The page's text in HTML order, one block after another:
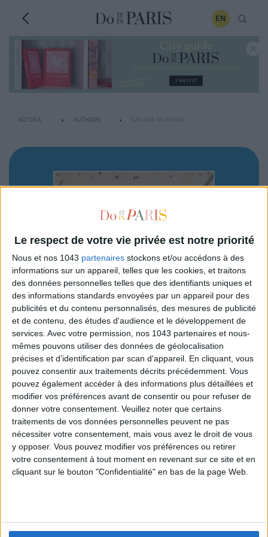
Le respect de votre vie privée est notre priorité
Nous et nos 1043 partenaires stockons et/ou accédons à des
informations sur un appareil, telles que les cookies, et traitons
des données personnelles telles que des identifiants uniques et
des informations standards envoyées par un appareil pour des
publicités et du contenu personnalisés, des mesures de publicité
et de contenu, des études d'audience et le développement de
services. Avec votre permission, nos 1043 partenaires et nous-
mêmes pouvons utiliser des données de géolocalisation
précises et d’identification par scan d'appareil. En cliquant, vous
pouvez consentir aux traitements décrits précédemment. Vous
pouvez également accéder à des informations plus détaillées et
modifier vos préférences avant de consentir ou pour refuser de
donner votre consentement. Veuillez noter que certains
traitements de vos données personnelles peuvent ne pas
nécessiter votre consentement, mais vous avez le droit de vous
y opposer. Vous pouvez modifier vos préférences ou retirer
votre consentement à tout moment en revenant sur ce site et en
cliquant sur le bouton "Confidentialité" en bas de la page Web.
EN
ACCUEIL AUTHORS
SANDRA SERPERO
JOURNALIST
If you're looking for me, I'm in a restaurant, bar,
patisserie or hotel. If I'm not there, I'm writing on my